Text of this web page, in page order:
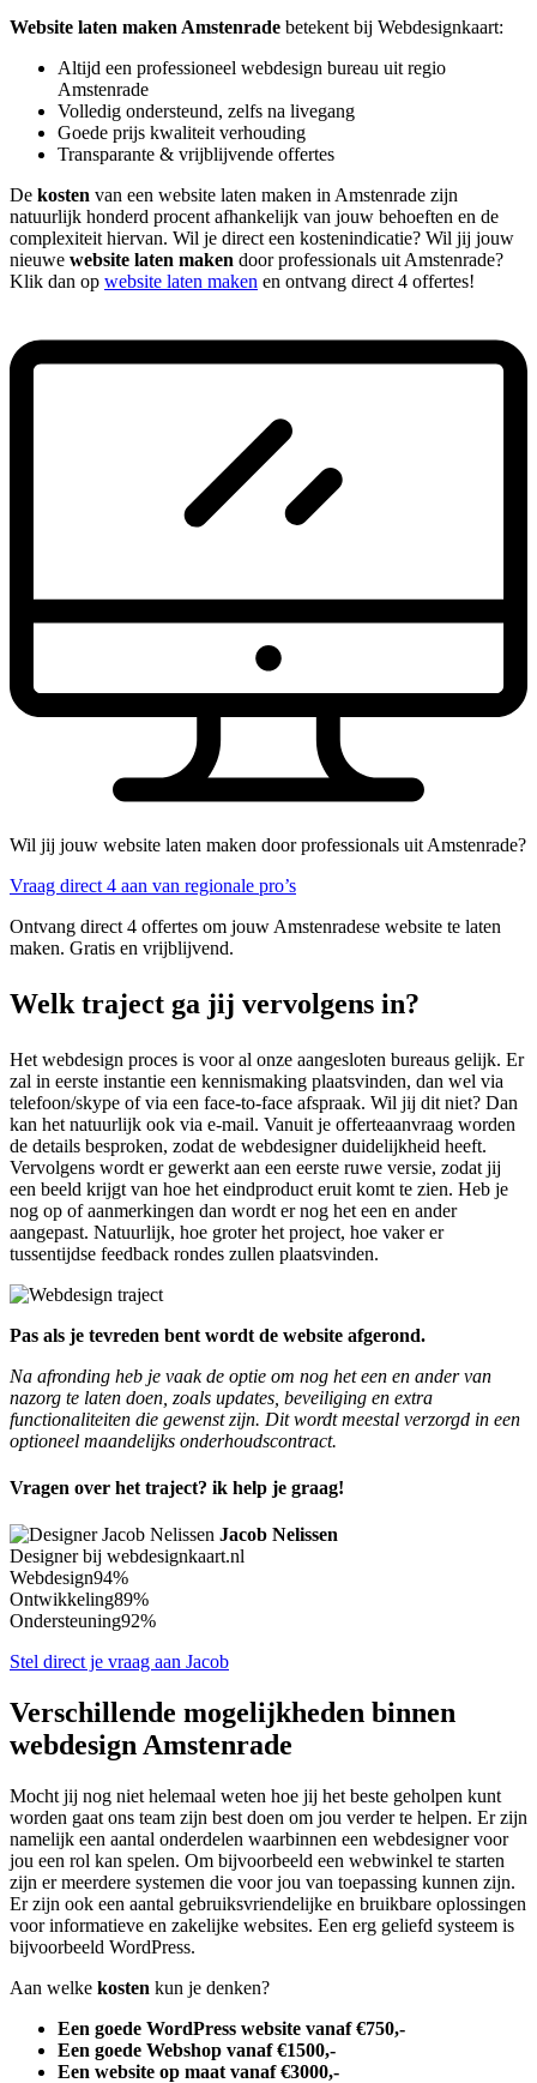
Website laten maken Amstenrade betekent bij Webdesignkaart:
Altijd een professioneel webdesign bureau uit regio
Amstenrade
Volledig ondersteund, zelfs na livegang
Goede prijs kwaliteit verhouding
Transparante & vrijblijvende offertes
De kosten van een website laten maken in Amstenrade zijn
natuurlijk honderd procent afhankelijk van jouw behoeften en de
complexiteit hiervan. Wil je direct een kostenindicatie? Wil jij jouw
nieuwe website laten maken door professionals uit Amstenrade?
Klik dan op website laten maken en ontvang direct 4 offertes!
Wil jij jouw website laten maken door professionals uit Amstenrade?
Vraag direct 4 aan van regionale pro’s
Ontvang direct 4 offertes om jouw Amstenradese website te laten
maken. Gratis en vrijblijvend.
Welk traject ga jij vervolgens in?
Het webdesign proces is voor al onze aangesloten bureaus gelijk. Er
zal in eerste instantie een kennismaking plaatsvinden, dan wel via
telefoon/skype of via een face-to-face afspraak. Wil jij dit niet? Dan
kan het natuurlijk ook via e-mail. Vanuit je offerteaanvraag worden
de details besproken, zodat de webdesigner duidelijkheid heeft.
Vervolgens wordt er gewerkt aan een eerste ruwe versie, zodat jij
een beeld krijgt van hoe het eindproduct eruit komt te zien. Heb je
nog op of aanmerkingen dan wordt er nog het een en ander
aangepast. Natuurlijk, hoe groter het project, hoe vaker er
tussentijdse feedback rondes zullen plaatsvinden.
Pas als je tevreden bent wordt de website afgerond.
Na afronding heb je vaak de optie om nog het een en ander van
nazorg te laten doen, zoals updates, beveiliging en extra
functionaliteiten die gewenst zijn. Dit wordt meestal verzorgd in een
optioneel maandelijks onderhoudscontract.
Vragen over het traject? ik help je graag!
Jacob Nelissen
Designer bij webdesignkaart.nl
Webdesign94%
Ontwikkeling89%
Ondersteuning92%
Stel direct je vraag aan Jacob
Verschillende mogelijkheden binnen
webdesign Amstenrade
Mocht jij nog niet helemaal weten hoe jij het beste geholpen kunt
worden gaat ons team zijn best doen om jou verder te helpen. Er zijn
namelijk een aantal onderdelen waarbinnen een webdesigner voor
jou een rol kan spelen. Om bijvoorbeeld een webwinkel te starten
zijn er meerdere systemen die voor jou van toepassing kunnen zijn.
Er zijn ook een aantal gebruiksvriendelijke en bruikbare oplossingen
voor informatieve en zakelijke websites. Een erg geliefd systeem is
bijvoorbeeld WordPress.
Aan welke kosten kun je denken?
Een goede WordPress website vanaf €750,-
Een goede Webshop vanaf €1500,-
Een website op maat vanaf €3000,-